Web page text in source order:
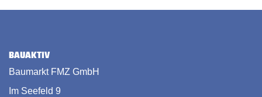
BAUAKTIV
Baumarkt FMZ GmbH
Im Seefeld 9